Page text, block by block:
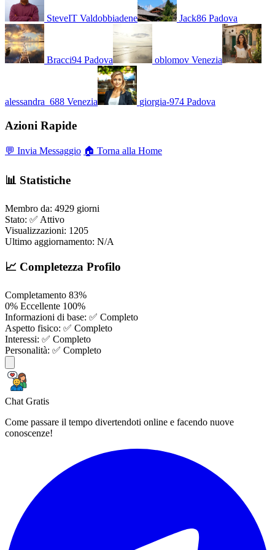
SteveIT Valdobbiadene Jack86 Padova
Bracci94 Padova oblomov Venezia
alessandra_688 Venezia giorgia-974 Padova
Azioni Rapide
💬 Invia Messaggio 🏠 Torna alla Home
📊 Statistiche
Membro da: 4929 giorni
Stato: ✅ Attivo
Visualizzazioni: 1205
Ultimo aggiornamento: N/A
📈 Completezza Profilo
Completamento 83%
0% Eccellente 100%
Informazioni di base: ✅ Completo
Aspetto fisico: ✅ Completo
Interessi: ✅ Completo
Personalità: ✅ Completo
Chat Gratis
Come passare il tempo divertendoti online e facendo nuove
conoscenze!